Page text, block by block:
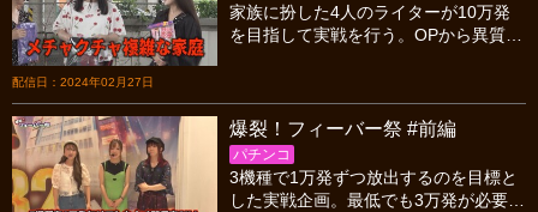
配信日：2024年02月27日
家族に扮した4人のライターが10万発
を目指して実戦を行う。OPから異質な
家族愛も芽生える!?
爆裂！フィーバー祭 #前編
パチンコ
3機種で1万発ずつ放出するのを目標と
した実戦企画。最低でも3万発が必要と